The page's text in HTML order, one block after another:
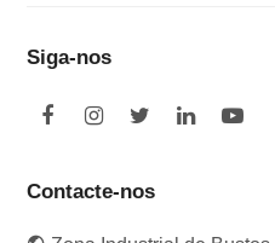
Siga-nos
F
e
o
I
t
g
T
t
e
L
d
Y
b
Contacte-nos